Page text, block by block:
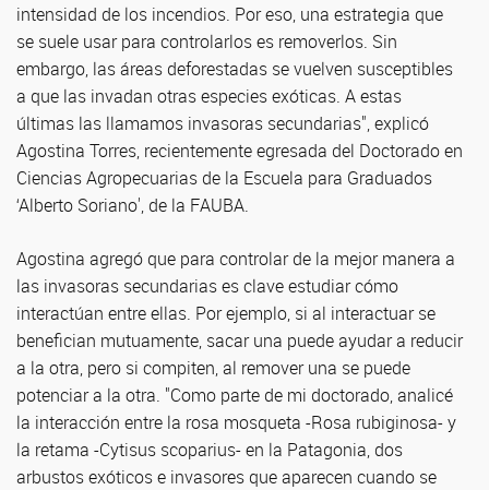
intensidad de los incendios. Por eso, una estrategia que
se suele usar para controlarlos es removerlos. Sin
embargo, las áreas deforestadas se vuelven susceptibles
a que las invadan otras especies exóticas. A estas
últimas las llamamos invasoras secundarias", explicó
Agostina Torres, recientemente egresada del Doctorado en
Ciencias Agropecuarias de la Escuela para Graduados
‘Alberto Soriano', de la FAUBA.
Agostina agregó que para controlar de la mejor manera a
las invasoras secundarias es clave estudiar cómo
interactúan entre ellas. Por ejemplo, si al interactuar se
benefician mutuamente, sacar una puede ayudar a reducir
a la otra, pero si compiten, al remover una se puede
potenciar a la otra. "Como parte de mi doctorado, analicé
la interacción entre la rosa mosqueta -Rosa rubiginosa- y
la retama -Cytisus scoparius- en la Patagonia, dos
arbustos exóticos e invasores que aparecen cuando se